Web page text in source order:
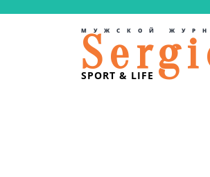
SPORT & LIFE
МУЖСКОЙ